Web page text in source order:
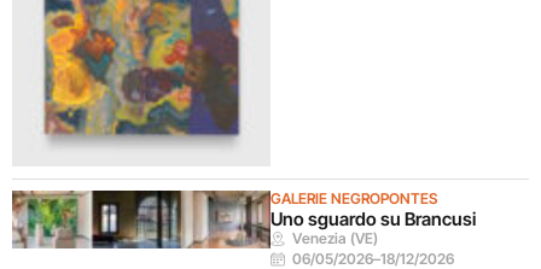
GALERIE NEGROPONTES
Uno sguardo su Brancusi
Venezia (VE)
06/05/2026–18/12/2026